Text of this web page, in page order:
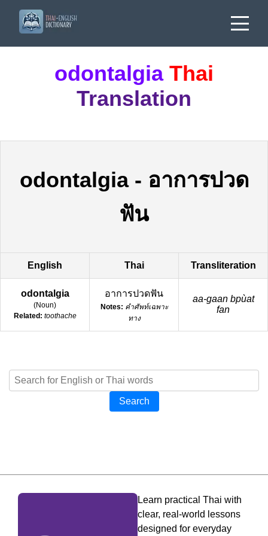
odontalgia Thai
Translation
odontalgia- อาการปวด
ฟัน
English Thai Transliteration
odontalgia
(Noun)
Related: toothache
อาการปวดฟัน
Notes: คำศัพท์เฉพาะ
ทาง
aa-gaan bpùat
fan
Search
Learn practical Thai with
clear, real-world lessons
designed for everyday